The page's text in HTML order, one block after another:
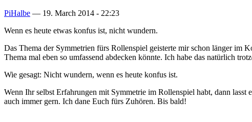
PiHalbe — 19. March 2014 - 22:23
Wenn es heute etwas konfus ist, nicht wundern.
Das Thema der Symmetrien fürs Rollenspiel geisterte mir schon länger im
Thema mal eben so umfassend abdecken könnte. Ich habe das natürlich
Wie gesagt: Nicht wundern, wenn es heute konfus ist.
Wenn Ihr selbst Erfahrungen mit Symmetrie im Rollenspiel habt, dann
auch immer gern. Ich dane Euch fürs Zuhören. Bis bald!